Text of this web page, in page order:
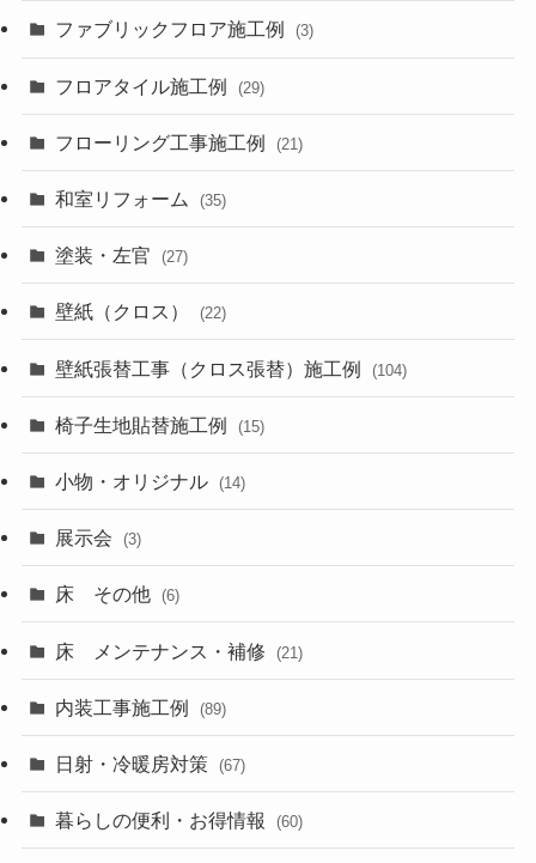
ファブリックフロア施工例 (3)
フロアタイル施工例 (29)
フローリング工事施工例 (21)
和室リフォーム (35)
塗装・左官 (27)
壁紙（クロス） (22)
壁紙張替工事（クロス張替）施工例 (104)
椅子生地貼替施工例 (15)
小物・オリジナル (14)
展示会 (3)
床 その他 (6)
床 メンテナンス・補修 (21)
内装工事施工例 (89)
日射・冷暖房対策 (67)
暮らしの便利・お得情報 (60)